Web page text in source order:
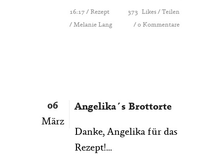
16:17 / Rezept
/ Melanie Lang
373 Likes
Teilen
0 Kommentare
06
März
Angelika´s Brottorte
Danke, Angelika für das
Rezept!...